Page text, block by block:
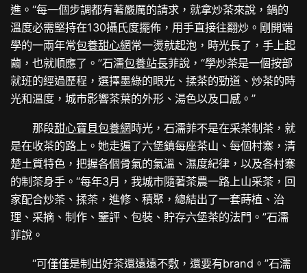
進。“每一個步調都有著嚴厲的請求，就拿炒茶來說，鍋的
溫度必需堅持在130攝氏度擺佈，用手直接往翻炒。剛開端
學的一兩年常包養甜心網常一燙就起泡，時光長了，手上起
繭，也就順應了。”石濡包養站長菲說，“學炒茶是一個按部
就班的經過歷程，選擇墨綠的眼光、揉茶的勁道、炒茶的時
光和溫度，城市影響茶葉的外形、湯色以及口感。”
那段甜心寶貝包養網時光，石濡菲不是在采茶制茶，就
是在收茶的路上。她走遍了六堡鎮每座茶山、每個村寨，清
楚土質特色，把握各個骨氣的氣溫、濕度紀律，以及各村寨
的制茶身手。“每年3月，我城市隨著茶農一路上山采茶，回
家配合炒茶、揉茶，進修、積聚，總結出了一套蒔植、治
理、采摘、制作、鑒評、包裝、貯存六堡茶的法門。”石濡
菲說。
“可僅僅是制出好茶還遠遠不敷，還要有brand。”石濡